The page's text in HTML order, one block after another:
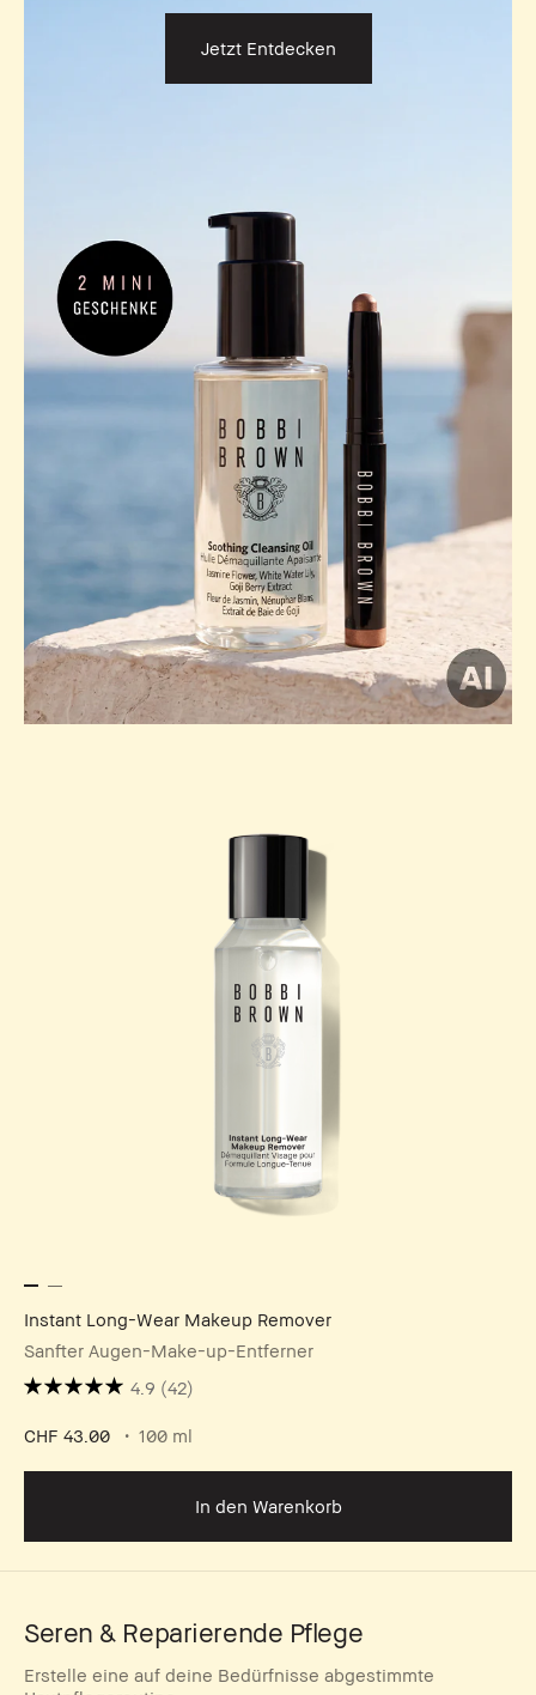
Jetzt Entdecken
Instant Long-Wear Makeup Remover
Sanfter Augen-Make-up-Entferner
4.9 (42)
CHF 43.00 100 ml
In den Warenkorb
Seren & Reparierende Pflege
Erstelle eine auf deine Bedürfnisse abgestimmte